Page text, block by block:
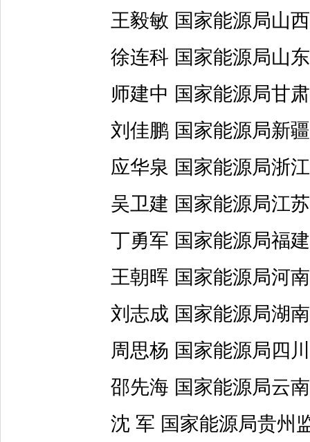
王毅敏 国家能源局山西
徐连科 国家能源局山东
师建中 国家能源局甘肃
刘佳鹏 国家能源局新疆
应华泉 国家能源局浙江
吴卫建 国家能源局江苏
丁勇军 国家能源局福建
王朝晖 国家能源局河南
刘志成 国家能源局湖南
周思杨 国家能源局四川
邵先海 国家能源局云南
沈 军 国家能源局贵州